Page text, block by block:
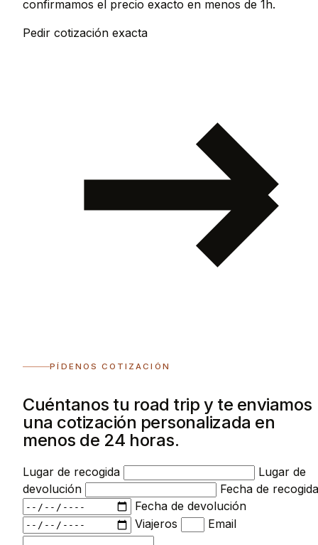
confirmamos el precio exacto en menos de 1h.
Pedir cotización exacta
PÍDENOS COTIZACIÓN
Cuéntanos tu road trip y te enviamos
una cotización personalizada en
menos de 24 horas.
Lugar de recogida
Lugar de
devolución
Fecha de recogida
Fecha de devolución
Viajeros
Email